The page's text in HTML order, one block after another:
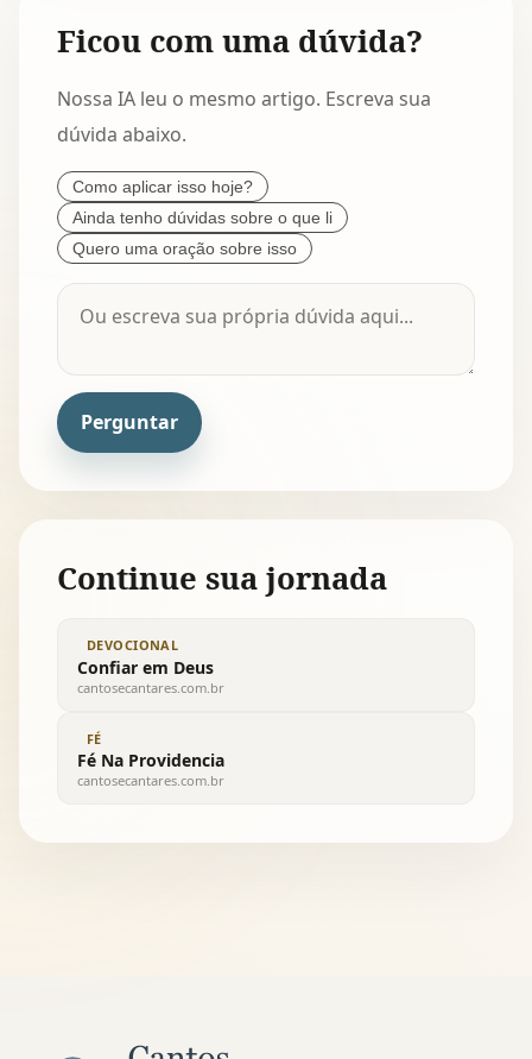
Ficou com uma dúvida?
Nossa IA leu o mesmo artigo. Escreva sua
dúvida abaixo.
Como aplicar isso hoje?
Ainda tenho dúvidas sobre o que li
Quero uma oração sobre isso
Perguntar
Continue sua jornada
DEVOCIONAL
Confiar em Deus
cantosecantares.com.br
FÉ
Fé Na Providencia
cantosecantares.com.br